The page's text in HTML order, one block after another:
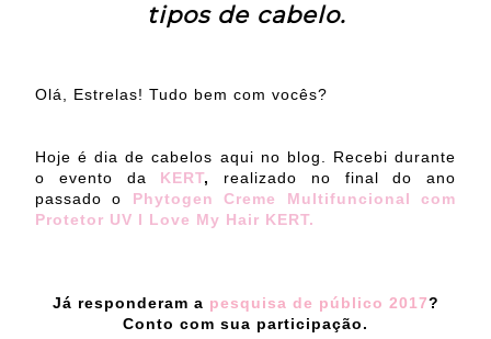
tipos de cabelo.
Olá, Estrelas! Tudo bem com vocês?
Hoje é dia de cabelos aqui no blog. Recebi durante
o evento da
KERT,
realizado no final do ano
passado o Phytogen Creme Multifuncional com
Protetor UV I Love My Hair KERT.
Já responderam a pesquisa de público 2017?
Conto com sua participação.